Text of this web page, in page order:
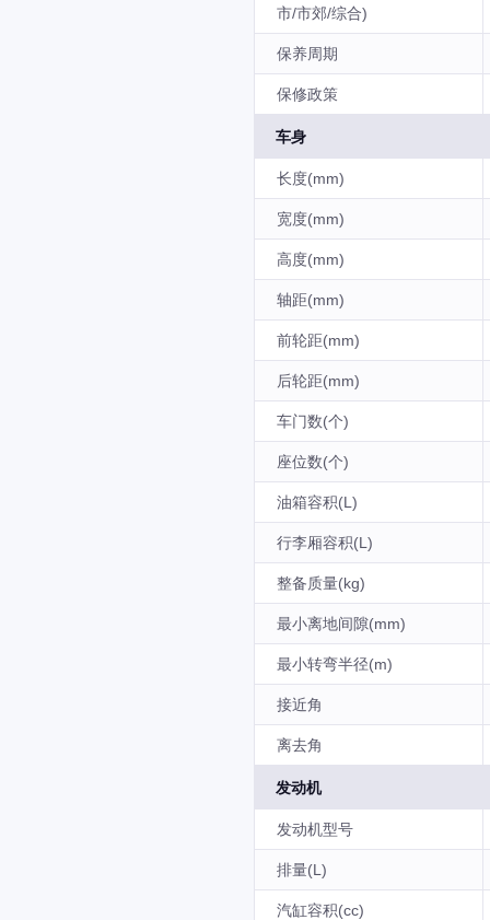
市/市郊/综合)
保养周期
保修政策
车身
长度(mm)
宽度(mm)
高度(mm)
轴距(mm)
前轮距(mm)
后轮距(mm)
车门数(个)
座位数(个)
油箱容积(L)
行李厢容积(L)
整备质量(kg)
最小离地间隙(mm)
最小转弯半径(m)
接近角
离去角
发动机
发动机型号
排量(L)
汽缸容积(cc)